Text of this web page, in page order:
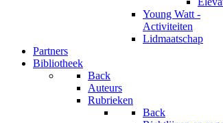
Young Watt -
Activiteiten
Lidmaatschap
Partners
Bibliotheek
Back
Auteurs
Rubrieken
Back